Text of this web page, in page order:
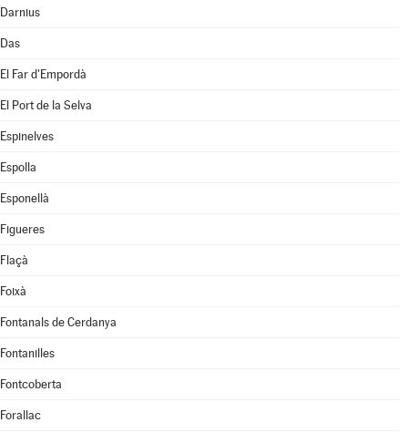
Darnius
Das
El Far d'Empordà
El Port de la Selva
Espinelves
Espolla
Esponellà
Figueres
Flaçà
Foixà
Fontanals de Cerdanya
Fontanilles
Fontcoberta
Forallac